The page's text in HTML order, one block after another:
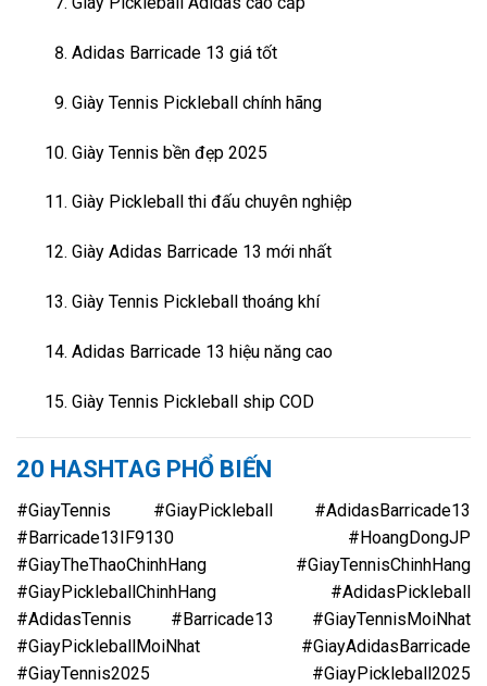
Adidas Barricade 13 giá tốt
Giày Tennis Pickleball chính hãng
Giày Tennis bền đẹp 2025
Giày Pickleball thi đấu chuyên nghiệp
Giày Adidas Barricade 13 mới nhất
Giày Tennis Pickleball thoáng khí
Adidas Barricade 13 hiệu năng cao
Giày Tennis Pickleball ship COD
20 HASHTAG PHỔ BIẾN
#GiayTennis #GiayPickleball #AdidasBarricade13
#Barricade13IF9130 #HoangDongJP
#GiayTheThaoChinhHang #GiayTennisChinhHang
#GiayPickleballChinhHang #AdidasPickleball
#AdidasTennis #Barricade13 #GiayTennisMoiNhat
#GiayPickleballMoiNhat #GiayAdidasBarricade
#GiayTennis2025 #GiayPickleball2025